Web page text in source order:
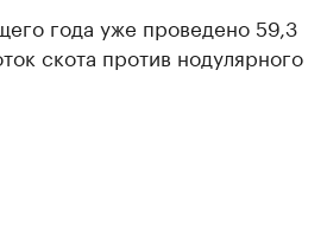
года уже проведено 59,3
скота против нодулярного